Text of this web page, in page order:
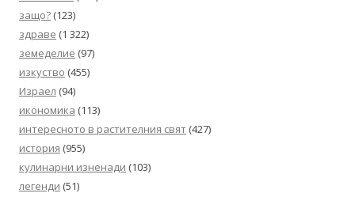
защо? (123)
здраве (1 322)
земеделие (97)
изкуство (455)
Израел (94)
икономика (113)
интересното в растителния свят (427)
история (955)
кулинарни изненади (103)
легенди (51)